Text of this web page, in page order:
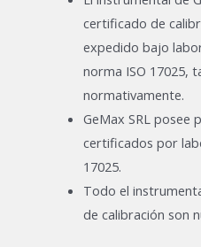
certificado de
expedido bajo
norma ISO 17025,
normativamente.
GeMax SRL posee
certificados por
17025.
Todo el
de calibración son